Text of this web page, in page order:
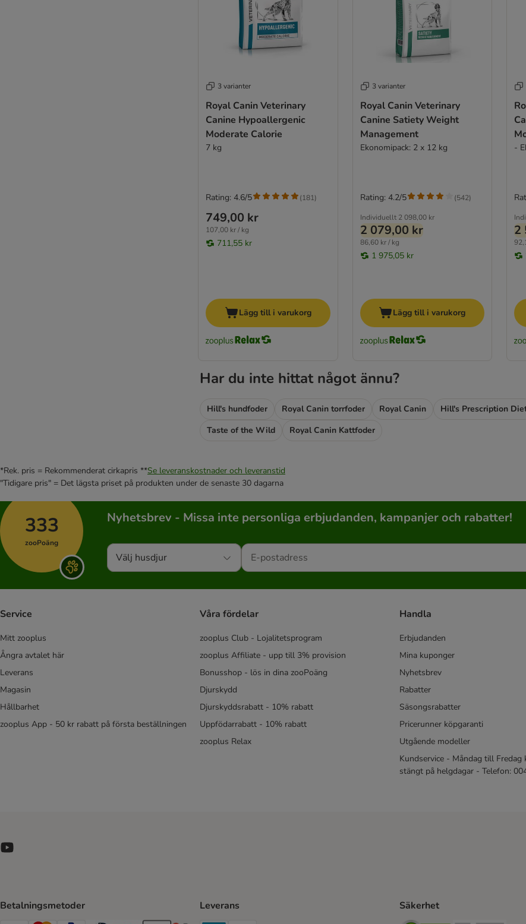
3 varianter
Royal Canin Veterinary
Canine Hypoallergenic
Moderate Calorie
7 kg
749,00 kr
107,00 kr / kg
711,55 kr
Rating: 4.6/5 (181)
Lägg till i varukorg
3 varianter
Royal Canin Veterinary
Canine Satiety Weight
Management
Ekonomipack: 2 x 12 kg
Individuellt 2 098,00 kr
2 079,00 kr
86,60 kr / kg
1 975,05 kr
Rating: 4.2/5 (542)
Lägg till i varukorg
-
2
Har du inte hittat något ännu?
Hill's hundfoder Royal Canin torrfoder Royal Canin Hill's Prescription
Taste of the Wild
Royal Canin Kattfoder
*Rek. pris = Rekommenderat cirkapris **Se leveranskostnader och leveranstid
"Tidigare pris" = Det lägsta priset på produkten under de senaste 30 dagarna
333
zooPoäng
Nyhetsbrev - Missa inte personliga erbjudanden, kampanjer och rabatter!
Välj husdjur
Service
Mitt zooplus
Ångra avtalet här
Leverans
Magasin
Hållbarhet
zooplus App - 50 kr rabatt på första beställningen
Våra fördelar
zooplus Club - Lojalitetsprogram
zooplus Affiliate - upp till 3% provision
Bonusshop - lös in dina zooPoäng
Djurskydd
Djurskyddsrabatt - 10% rabatt
Uppfödarrabatt - 10% rabatt
zooplus Relax
Handla
Erbjudanden
Mina kuponger
Nyhetsbrev
Rabatter
Säsongsrabatter
Pricerunner köpgaranti
Utgående modeller
Kundservice - Måndag till Fredag
stängt på helgdagar - Telefon:
Betalningsmetoder Leverans Säkerhet